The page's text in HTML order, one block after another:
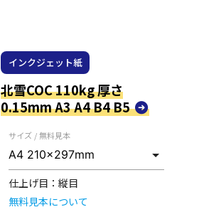
インクジェット紙
北雪COC 110kg 厚さ
0.15mm A3 A4 B4 B5
サイズ / 無料見本
仕上げ目： 縦目
無料見本について